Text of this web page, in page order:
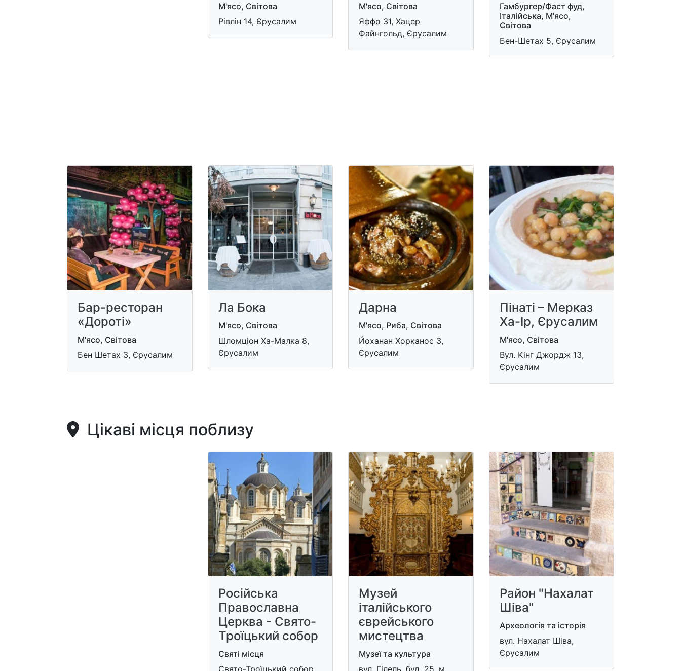
М'ясо, Світова
Рівлін 14, Єрусалим
М'ясо, Світова
Яффо 31, Хацер
Файнгольд, Єрусалим
Гамбургер/Фаст фуд,
Італійська, М'ясо,
Світова
Бен-Шетах 5, Єрусалим
Бар-ресторан
«Дороті»
М'ясо, Світова
Бен Шетах 3, Єрусалим
Ла Бока
М'ясо, Світова
Шломціон Ха-Малка 8,
Єрусалим
Дарна
М'ясо, Риба, Світова
Йоханан Хорканос 3,
Єрусалим
Пінаті – Мерказ
Ха-Ір, Єрусалим
М'ясо, Світова
Вул. Kiнг Джордж 13,
Єрусалим
Цікаві місця поблизу
Російська
Православна
Церква - Свято-
Троїцький собор
Святі місця
Свято-Троїцький собор,
Музей
італійського
єврейського
мистецтва
Музеї та культура
вул. Гілель, буд. 25, м.,
Район "Нахалат
Шіва"
Археологія та історія
вул. Нахалат Шіва,
Єрусалим